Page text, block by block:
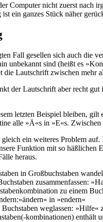
Computer nicht zuerst nach
ist ein ganzes Stück näher
Fall gesellen sich auch die
unbekannt sind (heißt es
die Lautschrift zwischen mehr
der Lautschrift aber recht
letzten Beispiel bleiben,
alle »Ä«s in »E«s.
ein weiteres Problem
Funktion mit so häßlichen
heraus.
in Großbuchstaben
zusammenfassen:
zu einem
in »endern«
weglassen: »Hilfe«
kombinationen) enthält